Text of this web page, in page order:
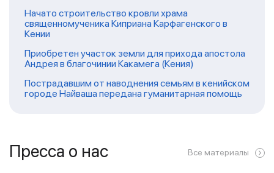
Начато строительство кровли храма
священномученика Киприана Карфагенского в
Кении
Приобретен участок земли для прихода апостола
Андрея в благочинии Какамега (Кения)
Пострадавшим от наводнения семьям в кенийском
городе Найваша передана гуманитарная помощь
Пресса о нас Все материалы